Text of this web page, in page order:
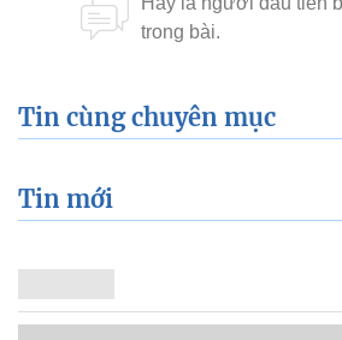
Tin cùng chuyên mục
Tin mới